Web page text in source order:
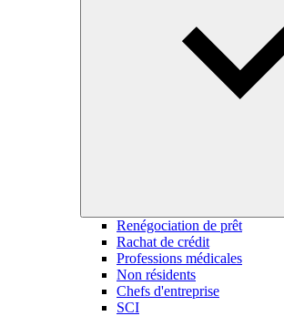
Renégociation de prêt
Rachat de crédit
Professions médicales
Non résidents
Chefs d'entreprise
SCI